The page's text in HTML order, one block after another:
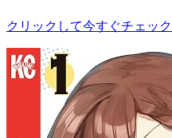
クリックして今すぐチェック